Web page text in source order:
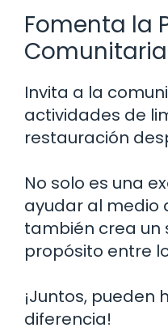
Fomenta la
Comunitaria
Invita a la
actividades de
restauración
No solo es una
ayudar al medio
también crea un
propósito entre
¡Juntos, pueden
diferencia!